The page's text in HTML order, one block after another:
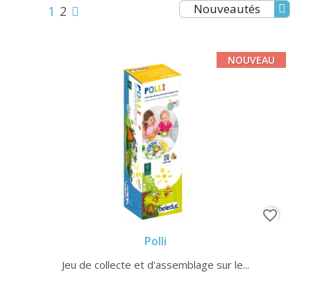
1 2 Nouveautés
Polli
Jeu de collecte et d'assemblage sur le...
NOUVEAU
favorite_border